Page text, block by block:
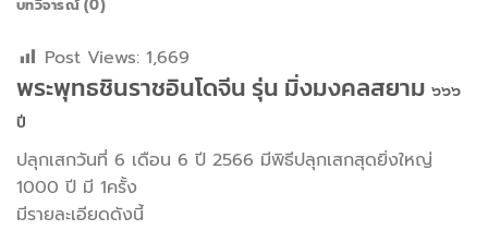
บทวิจารณ์ (0)
Post Views: 1,669
พระพุทธชินราชอินโดจีน รุ่น มิ่งมงคลสยาม ๖๖๖
ปี
ปลุกเสกวันที่ 6 เดือน 6 ปี 2566 มีพิธีปลุกเสกสุดยิ่งใหญ่
1000 ปี มี 1ครั้ง
มีรายละเอียดดังนี้